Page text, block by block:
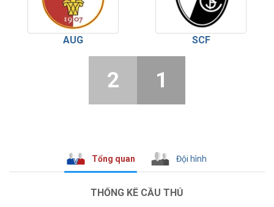
AUG SCF
2 1
Tổng quan Đội hình
THỐNG KÊ CẦU THỦ